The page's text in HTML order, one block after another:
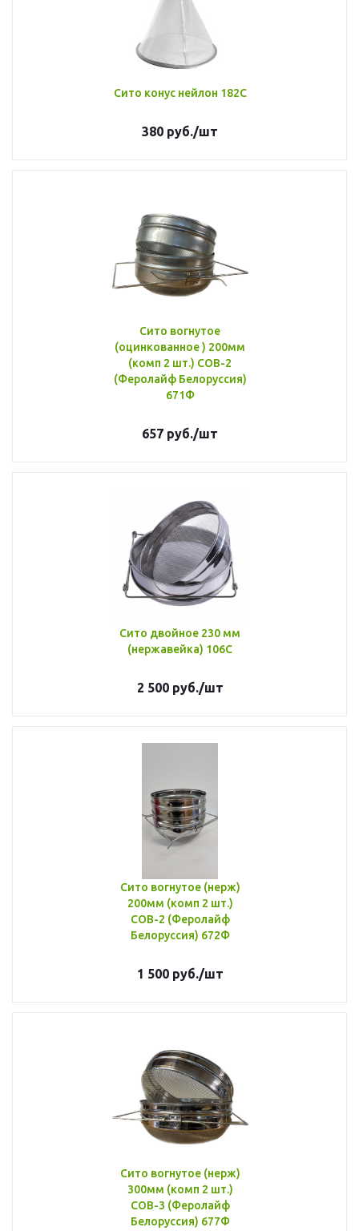
Сито конус нейлон 182С
380 руб./шт
Сито вогнутое
(оцинкованное ) 200мм
(комп 2 шт.) СОВ-2
(Феролайф Белоруссия)
671Ф
657 руб./шт
Сито двойное 230 мм
(нержавейка) 106С
2 500руб./шт
Сито вогнутое (нерж)
200мм (комп 2 шт.)
СОВ-2 (Феролайф
Белоруссия) 672Ф
1 500руб./шт
Сито вогнутое (нерж)
300мм (комп 2 шт.)
СОВ-3 (Феролайф
Белоруссия) 677Ф